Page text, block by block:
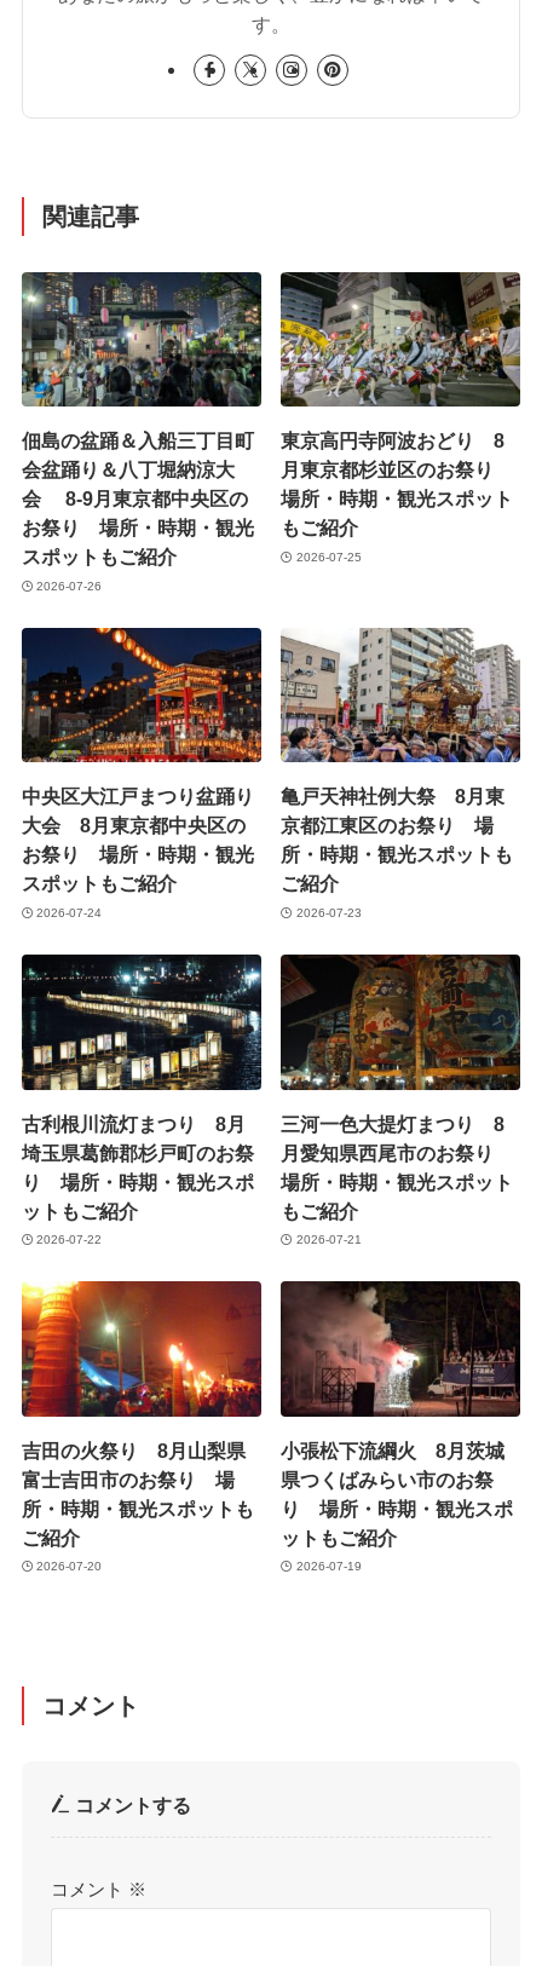
す。
関連記事
佃島の盆踊＆入船三丁目町
会盆踊り＆八丁堀納涼大
会 8-9月東京都中央区の
お祭り 場所・時期・観光
スポットもご紹介
2026-07-26
東京高円寺阿波おどり 8
月東京都杉並区のお祭り
場所・時期・観光スポット
もご紹介
2026-07-25
中央区大江戸まつり盆踊り
大会 8月東京都中央区の
お祭り 場所・時期・観光
スポットもご紹介
2026-07-24
亀戸天神社例大祭 8月東
京都江東区のお祭り 場
所・時期・観光スポットも
ご紹介
2026-07-23
古利根川流灯まつり 8月
埼玉県葛飾郡杉戸町のお祭
り 場所・時期・観光スポ
ットもご紹介
2026-07-22
三河一色大提灯まつり 8
月愛知県西尾市のお祭り
場所・時期・観光スポット
もご紹介
2026-07-21
吉田の火祭り 8月山梨県
富士吉田市のお祭り 場
所・時期・観光スポットも
ご紹介
2026-07-20
小張松下流綱火 8月茨城
県つくばみらい市のお祭
り 場所・時期・観光スポ
ットもご紹介
2026-07-19
コメント
コメントする
コメント ※